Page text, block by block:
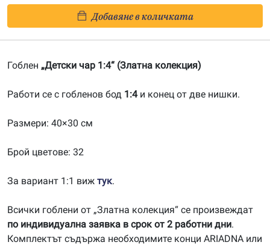
чар
1:4-
Добавяне в количката
Гоблен „Детски чар 1:4“ (Златна колекция)
Работи се с гобленов бод 1:4и конец от две нишки.
Размери: 40×30 см
Брой цветове: 32
За вариант 1:1 виж тук.
Всички гоблени от „Златна колекция“ се произвеждат
по индивидуална заявка в срок от 2 работни дни.
Комплектът съдържа необходимите конци ARIADNA или